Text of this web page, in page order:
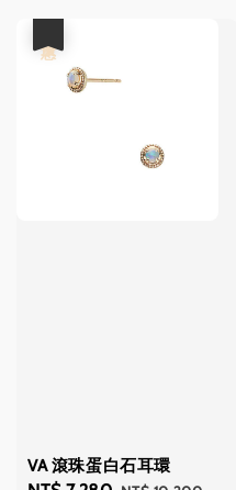
VA 滾珠蛋白石耳環